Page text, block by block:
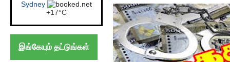
Sydney
+17°C
இங்கேயும் தட்டுங்கள்